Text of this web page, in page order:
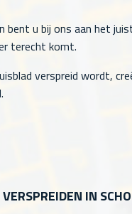
bent u bij ons aan het
terecht komt.
verspreid wordt,
IN